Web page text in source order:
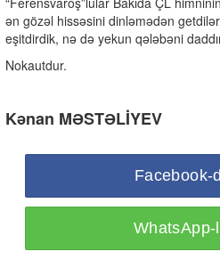
ən gözəl hissəsini dinləmədən
eşitdirdik, nə də yekun qələbəni
Nokautdur.
Kənan MƏSTƏLİYEV
Facebook-